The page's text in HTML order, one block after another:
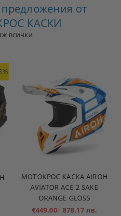
от
КАСКИ
всички
МОТОКРОС КАСКА AIROH
AVIATOR ACE 2 SAKE
ORANGE GLOSS
€449.00 878.17 лв.